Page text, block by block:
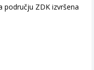
području ZDK izvršena